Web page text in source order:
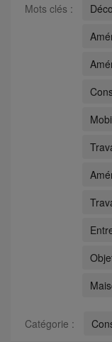
Mots clés :
Catégorie :